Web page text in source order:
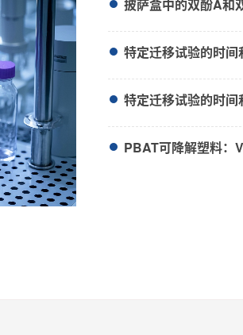
披萨盒中的双酚A和
特定迁移试验的时
特定迁移试验的时
PBAT可降解塑料：